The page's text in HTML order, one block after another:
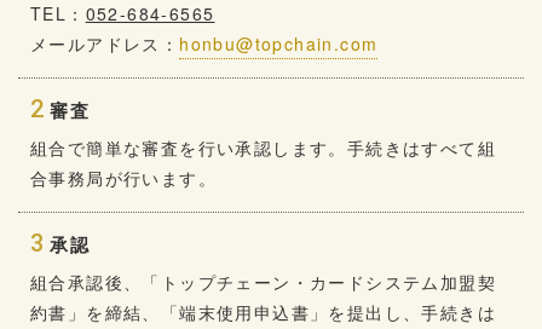
TEL： 052-684-6565
メールアドレス： honbu@topchain.com
2 審査
組合で簡単な審査を行い承認します。手続きはすべて組
合事務局が行います。
3 承認
組合承認後、「トップチェーン・カードシステム加盟契
約書」を締結、「端末使用申込書」を提出し、手続きは